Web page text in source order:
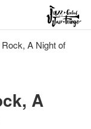
A Night of
A